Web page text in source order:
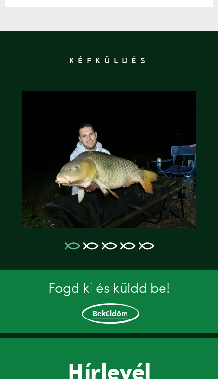
KÉPKÜLDÉS
Fogd ki és küldd be!
Beküldöm
Hírlevél